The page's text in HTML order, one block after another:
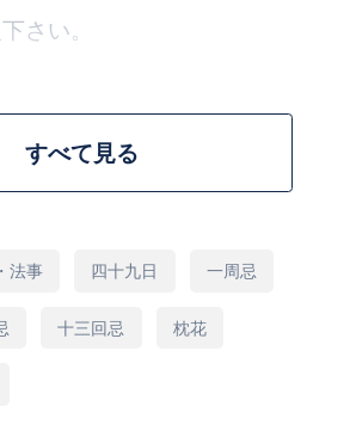
すべて見る
さい。
一つ丁寧に仕上げさせていた
用して作成させていただきま
種類やレイアウト、大きさは
法事 四十九日 一周忌
十三回忌 枕花